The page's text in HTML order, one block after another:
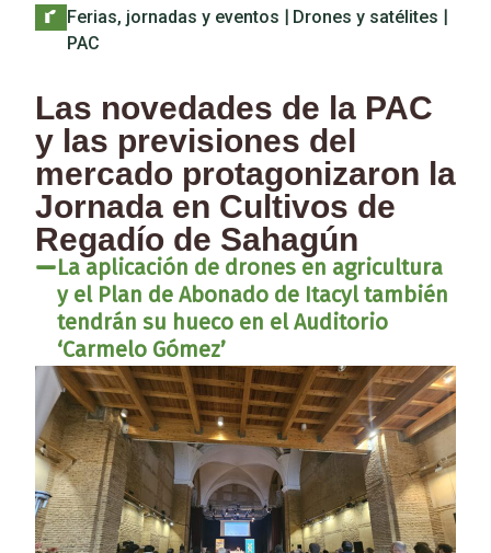
Ferias, jornadas y eventos | Drones y satélites |
PAC
Las novedades de la PAC
y las previsiones del
mercado protagonizaron la
Jornada en Cultivos de
Regadío de Sahagún
La aplicación de drones en agricultura
y el Plan de Abonado de Itacyl también
tendrán su hueco en el Auditorio
‘Carmelo Gómez’